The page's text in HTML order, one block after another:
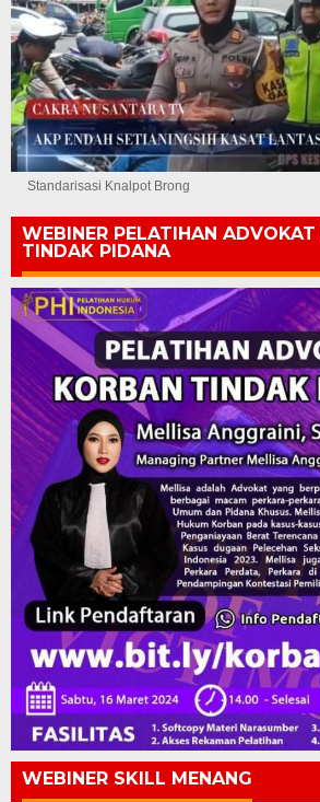
Standarisasi Knalpot Brong
WEBINER PELATIHAN ADVOKAT
TINDAK PIDANA
WEBINER SKILL MENANG